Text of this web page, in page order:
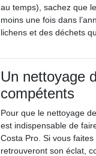
au temps), sachez que
moins une fois dans
lichens et des déchets
Un nettoyage
compétents
Pour que le nettoyage
est indispensable de
Costa Pro. Si vous
retrouveront son éclat,